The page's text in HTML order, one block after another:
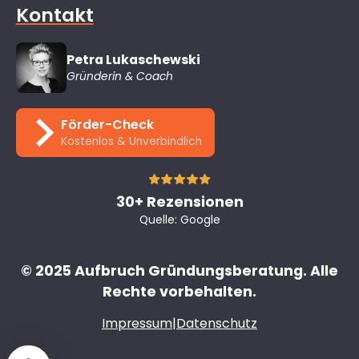
Kontakt
Petra Lukaschewski
Gründerin & Coach
Förder-Check
Kostenlos & Unverbindlich
30+ Rezensionen
Quelle: Google
© 2025 Aufbruch Gründungsberatung. Alle
Rechte vorbehalten.
Impressum|Datenschutz